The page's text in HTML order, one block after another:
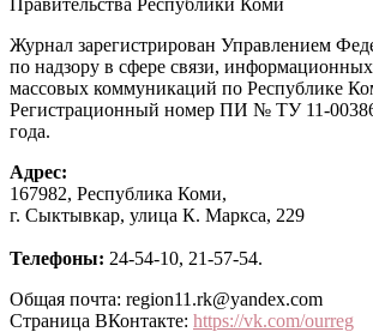
Журнал зарегистрирован Управлением
по надзору в сфере связи,
массовых коммуникаций по Республике
Регистрационный номер ПИ № ТУ 11-00386
года.
Адрес:
167982, Республика Коми,
г. Сыктывкар, улица К. Маркса, 229
Телефоны: 24-54-10, 21-57-54.
Общая почта: region11.rk@yandex.com
Страница ВКонтакте: https://vk.com/ourreg